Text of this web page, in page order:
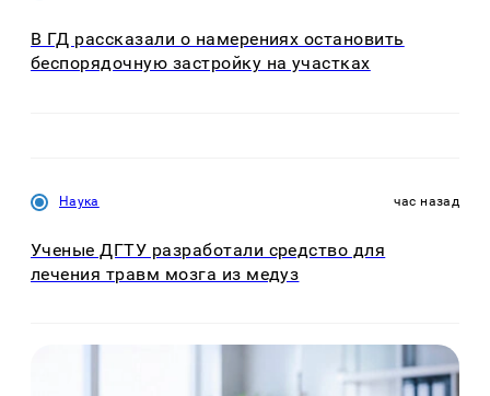
В ГД рассказали о намерениях остановить
беспорядочную застройку на участках
Наука час назад
Ученые ДГТУ разработали средство для
лечения травм мозга из медуз